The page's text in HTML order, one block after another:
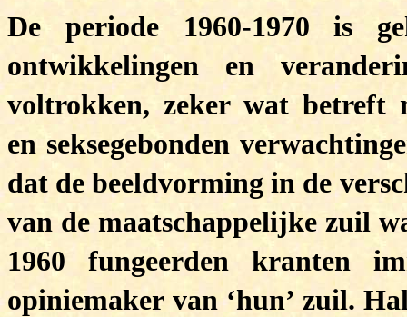
De periode 1960-1970 is
ontwikkelingen en
voltrokken, zeker wat betreft
en seksegebonden
dat de beeldvorming in de
van de maatschappelijke zuil
1960 fungeerden kranten
opiniemaker van ‘hun’ zuil.